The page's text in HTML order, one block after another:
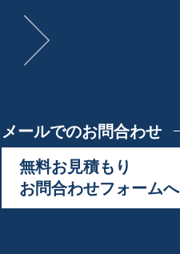
メールでのお問合わせ
無料お見積もり
お問合わせフォームへ